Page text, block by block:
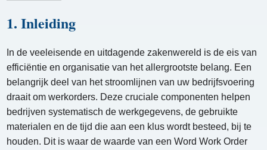
1. Inleiding
In de veeleisende en uitdagende zakenwereld is de eis van
efficiëntie en organisatie van het allergrootste belang. Een
belangrijk deel van het stroomlijnen van uw bedrijfsvoering
draait om werkorders. Deze cruciale componenten helpen
bedrijven systematisch de werkgegevens, de gebruikte
materialen en de tijd die aan een klus wordt besteed, bij te
houden. Dit is waar de waarde van een Word Work Order